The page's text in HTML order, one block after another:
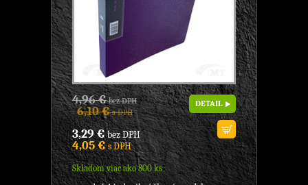
4,96 €bez DPH
6,10 €s DPH
3,29 €bez DPH
4,05 €s DPH
Skladom viac ako 800 ks
DETAIL